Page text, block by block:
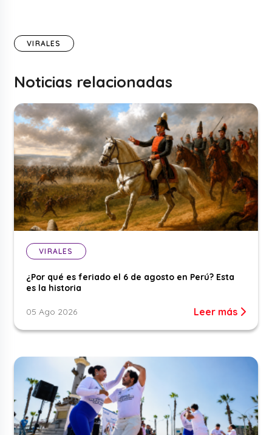
VIRALES
Noticias relacionadas
VIRALES
¿Por qué es feriado el 6 de agosto en Perú? Esta
es la historia
05 Ago 2026 Leer más